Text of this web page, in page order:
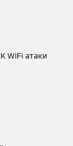
WiFi атаки